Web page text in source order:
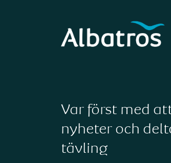
Var först med
nyheter och
tävling